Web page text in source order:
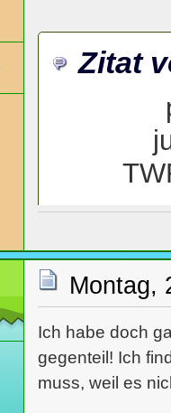
Zitat
von
von den
Montag,
Ich habe doch
gegenteil! Ich
muss, weil es